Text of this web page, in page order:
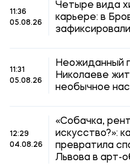
11:36
05.08.26
Четыре вида
карьере: в
11:31
05.08.26
Неожиданный
Николаеве
необычное
12:29
04.08.26
«Собачка,
искусство?»:
превратила
Львова в арт-